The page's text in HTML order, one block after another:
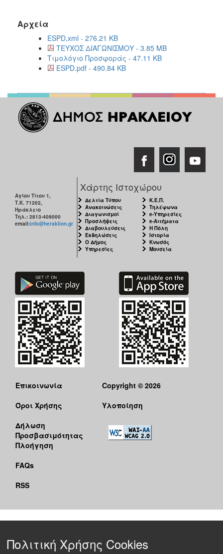
Αρχεία
ESPD,xml - 276.21 KB
ΤΕΥΧΟΣ ΔΙΑΓΩΝΙΣΜΟΥ - 3.85 MB
Τιμολόγιο Προσφοράς - 47.11 KB
ESPD.pdf - 490.84 KB
Αγίου Τίτου 1,
Τ.Κ. 71202,
Ηράκλειο
Τηλ.: 2813-409000
email:info@heraklion.gr
Χάρτης Ιστοχώρου
Δελτία Τύπου
Ανακοινώσεις
Διαγωνισμοί
Προσλήψεις
Διαβουλεύσεις
Εκδηλώσεις
Ο Δήμος
Υπηρεσίες
Κ.Ε.Π.
Τηλέφωνα
e-Υπηρεσίες
e-Αιτήματα
Η Πόλη
Ιστορία
Κνωσός
Μουσεία
Επικοινωνία
Όροι Χρήσης
Δήλωση
Προσβασιμότητας
Πλοήγηση
FAQs
RSS
Copyright © 2026
Υλοποίηση
Πολιτική Χρήσης Cookies